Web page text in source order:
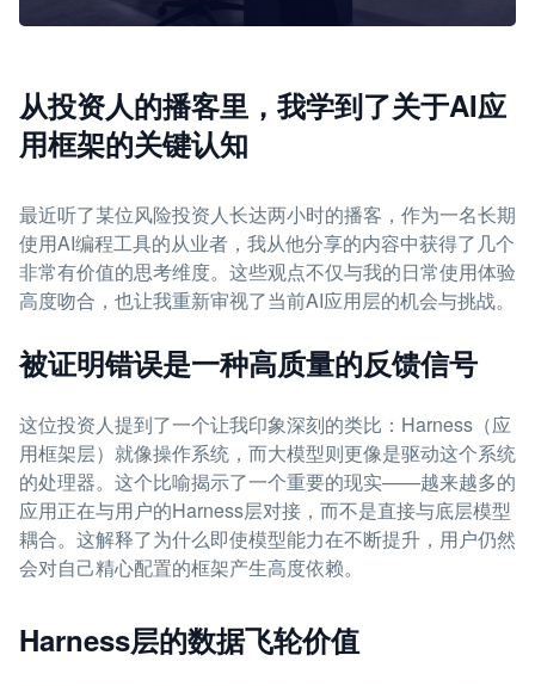
从投资人的播客里，我学到了关于AI应
用框架的关键认知
最近听了某位风险投资人长达两小时的播客，作为一名长期
使用AI编程工具的从业者，我从他分享的内容中获得了几个
非常有价值的思考维度。这些观点不仅与我的日常使用体验
高度吻合，也让我重新审视了当前AI应用层的机会与挑战。
被证明错误是一种高质量的反馈信号
这位投资人提到了一个让我印象深刻的类比：Harness（应
用框架层）就像操作系统，而大模型则更像是驱动这个系统
的处理器。这个比喻揭示了一个重要的现实——越来越多的
应用正在与用户的Harness层对接，而不是直接与底层模型
耦合。这解释了为什么即使模型能力在不断提升，用户仍然
会对自己精心配置的框架产生高度依赖。
Harness层的数据飞轮价值